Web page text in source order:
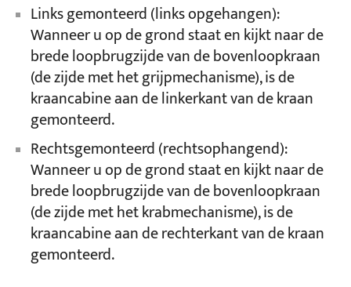
Links gemonteerd (links opgehangen):
Wanneer u op de grond staat en kijkt naar de
brede loopbrugzijde van de bovenloopkraan
(de zijde met het grijpmechanisme), is de
kraancabine aan de linkerkant van de kraan
gemonteerd.
Rechtsgemonteerd (rechtsophangend):
Wanneer u op de grond staat en kijkt naar de
brede loopbrugzijde van de bovenloopkraan
(de zijde met het krabmechanisme), is de
kraancabine aan de rechterkant van de kraan
gemonteerd.